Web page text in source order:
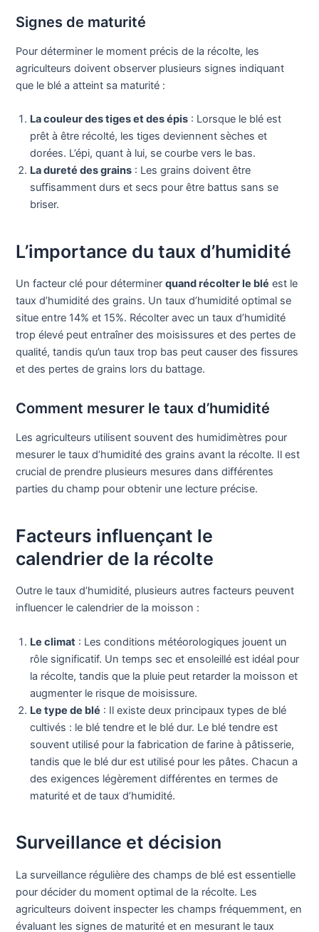
Signes de maturité
Pour déterminer le moment précis de la récolte, les
agriculteurs doivent observer plusieurs signes indiquant
que le blé a atteint sa maturité :
La couleur des tiges et des épis : Lorsque le blé est
prêt à être récolté, les tiges deviennent sèches et
dorées. L’épi, quant à lui, se courbe vers le bas.
La dureté des grains : Les grains doivent être
suffisamment durs et secs pour être battus sans se
briser.
L’importance du taux d’humidité
Un facteur clé pour déterminerquand récolter le blé est le
taux d’humidité des grains. Un taux d’humidité optimal se
situe entre 14% et 15%. Récolter avec un taux d’humidité
trop élevé peut entraîner des moisissures et des pertes de
qualité, tandis qu’un taux trop bas peut causer des fissures
et des pertes de grains lors du battage.
Comment mesurer le taux d’humidité
Les agriculteurs utilisent souvent des humidimètres pour
mesurer le taux d’humidité des grains avant la récolte. Il est
crucial de prendre plusieurs mesures dans différentes
parties du champ pour obtenir une lecture précise.
Facteurs influençant le
calendrier de la récolte
Outre le taux d’humidité, plusieurs autres facteurs peuvent
influencer le calendrier de la moisson :
Le climat : Les conditions météorologiques jouent un
rôle significatif. Un temps sec et ensoleillé est idéal pour
la récolte, tandis que la pluie peut retarder la moisson et
augmenter le risque de moisissure.
Le type de blé : Il existe deux principaux types de blé
cultivés : le blé tendre et le blé dur. Le blé tendre est
souvent utilisé pour la fabrication de farine à pâtisserie,
tandis que le blé dur est utilisé pour les pâtes. Chacun a
des exigences légèrement différentes en termes de
maturité et de taux d’humidité.
Surveillance et décision
La surveillance régulière des champs de blé est essentielle
pour décider du moment optimal de la récolte. Les
agriculteurs doivent inspecter les champs fréquemment, en
évaluant les signes de maturité et en mesurant le taux